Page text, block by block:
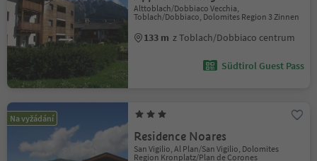
Alttoblach/Dobbiaco Vecchia,
Toblach/Dobbiaco, Dolomites Region 3 Zinnen
133 m z Toblach/Dobbiaco centrum
Südtirol Guest Pass
Na vyžádání
Residence Noares
San Vigilio, Al Plan/San Vigilio, Dolomites
Region Kronplatz/Plan de Corones